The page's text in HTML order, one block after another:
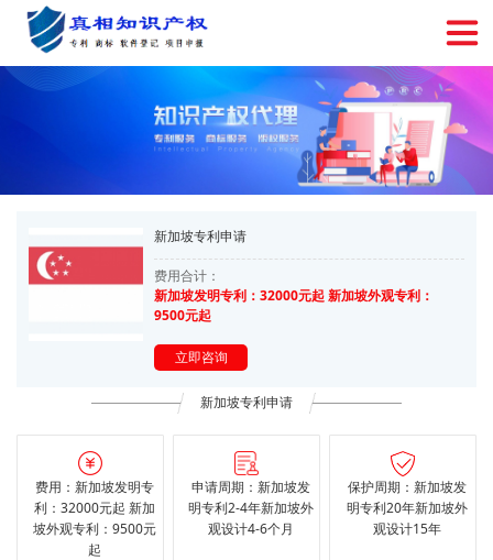
新加坡专利申请
费用合计：
新加坡发明专利：32000元起 新加坡外观专利：
9500元起
立即咨询
新加坡专利申请
费用：新加坡发明专
利：32000元起 新加
坡外观专利：9500元
起
申请周期：新加坡发
明专利2-4年新加坡外
观设计4-6个月
保护周期：新加坡发
明专利20年新加坡外
观设计15年